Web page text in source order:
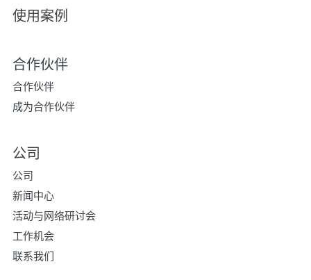
使用案例
合作伙伴
合作伙伴
成为合作伙伴
公司
公司
新闻中心
活动与网络研讨会
工作机会
联系我们